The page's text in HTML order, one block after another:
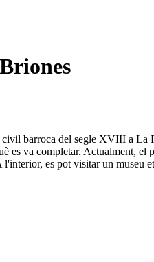
barroca del segle XVIII a
es va completar. Actualment,
es pot visitar un